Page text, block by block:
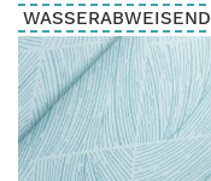
WASSERABWEISEND